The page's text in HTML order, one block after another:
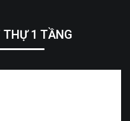
THỰ 1 TẦNG